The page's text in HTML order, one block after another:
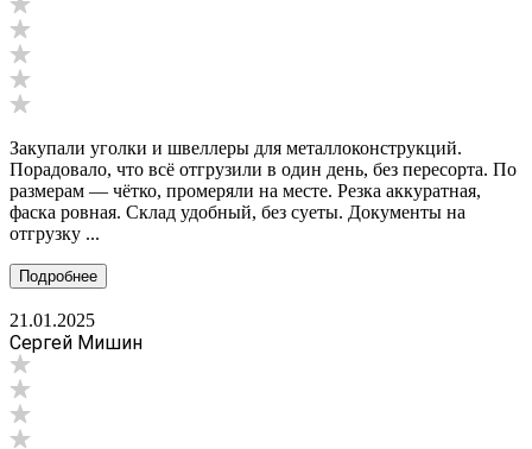
Закупали уголки и швеллеры для металлоконструкций.
Порадовало, что всё отгрузили в один день, без пересорта. По
размерам — чётко, промеряли на месте. Резка аккуратная,
фаска ровная. Склад удобный, без суеты. Документы на
отгрузку ...
Подробнее
21.01.2025
Сергей Мишин